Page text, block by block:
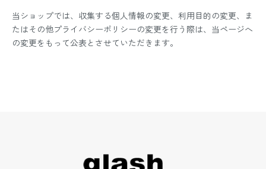
当ショップでは、収集する個人情報の変更、利用目的の変更、ま
たはその他プライバシーポリシーの変更を行う際は、当ページへ
の変更をもって公表とさせていただきます。